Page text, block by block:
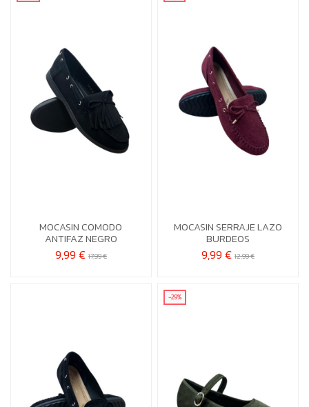
MOCASIN COMODO
ANTIFAZ NEGRO
9,99 € 17,99 €
 Añadir al carrito MOCASIN SERRAJE LAZO
BURDEOS
9,99 €12,99 €
 Añadir al carrito
-29%